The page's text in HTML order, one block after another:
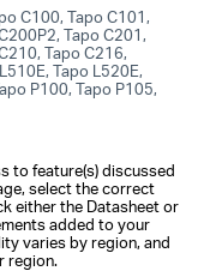
C100, Tapo C101,
Tapo C201,
Tapo C216,
Tapo L520E,
P100, Tapo P105,
to feature(s) discussed
select the correct
either the Datasheet or
added to your
varies by region, and
region.